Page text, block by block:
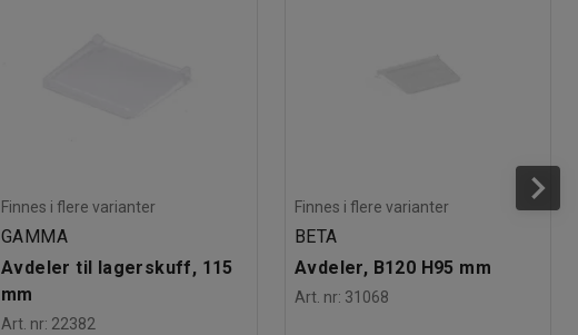
Finnes i flere varianter
GAMMA
Avdeler til lagerskuff, 115
mm
Art. nr: 22382
Finnes i flere varianter
BETA
Avdeler, B120 H95 mm
Art. nr: 31068